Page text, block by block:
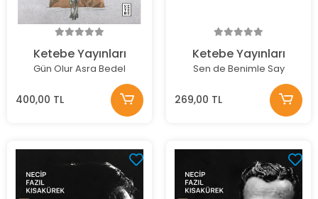
Ketebe Yayınları
Gün Olur Asra Bedel
400,00 TL
Ketebe Yayınları
Sen de Benimle Say
269,00 TL